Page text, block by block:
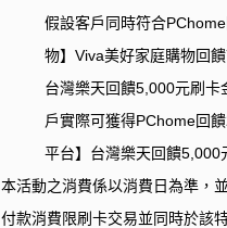
假設客戶同時符合
物】Viva美好家庭購物回
台灣樂天回饋5,000元刷
戶實際可獲得PChome回
平台】台灣樂天回饋5,000
本活動之消費係以消費日為準，
付款消費限刷卡交易並同時於該